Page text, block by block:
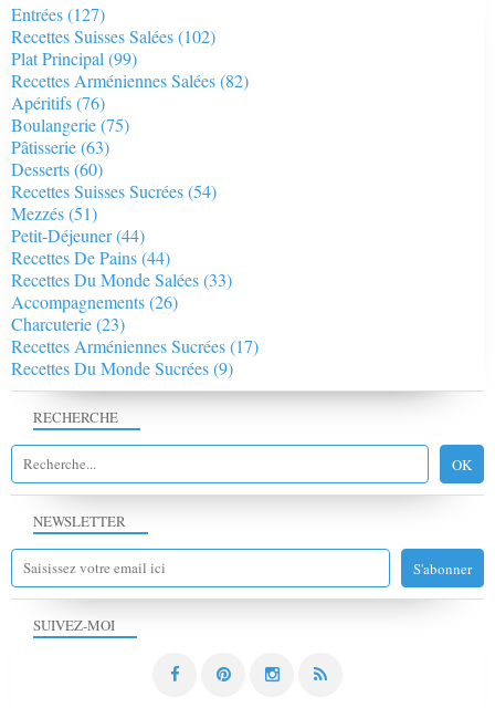
NEWSLETTER
SUIVEZ-MOI
RECHERCHE
Entrées(127)
Recettes Suisses Salées(102)
Plat Principal (99)
Recettes Arméniennes Salées(82)
Apéritifs(76)
Boulangerie(75)
Pâtisserie(63)
Desserts(60)
Recettes Suisses Sucrées(54)
Mezzés(51)
Petit-Déjeuner(44)
Recettes De Pains(44)
Recettes Du Monde Salées(33)
Accompagnements(26)
Charcuterie(23)
Recettes Arméniennes Sucrées(17)
Recettes Du Monde Sucrées(9)